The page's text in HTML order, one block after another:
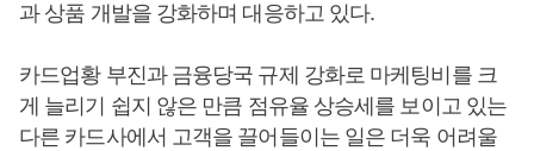
과 상품 개발을 강화하며 대응하고 있다.
카드업황 부진과 금융당국 규제 강화로 마케팅비를 크
게 늘리기 쉽지 않은 만큼 점유율 상승세를 보이고 있는
다른 카드사에서 고객을 끌어들이는 일은 더욱 어려울